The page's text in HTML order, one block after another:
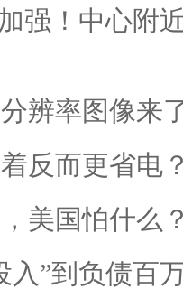
强！中心附
辨率图像来
反而更省电
美国怕什么
入”到负债百